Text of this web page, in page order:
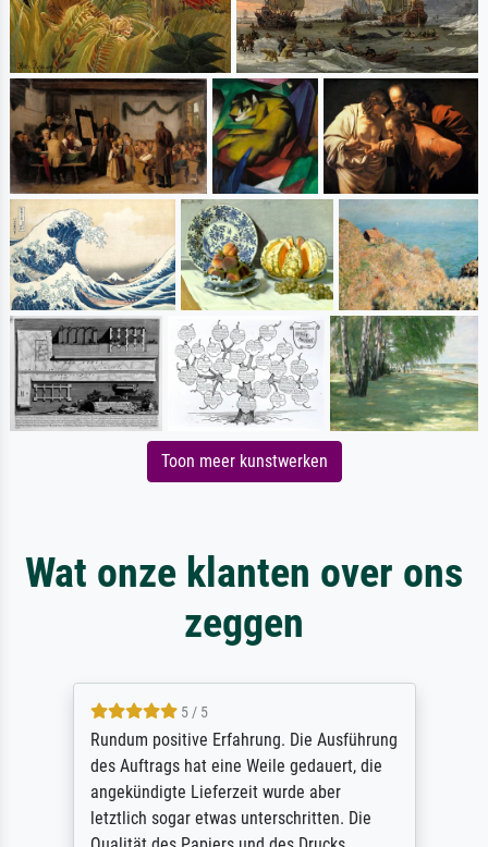
Toon meer kunstwerken
Wat onze klanten over ons
zeggen
5 / 5
Rundum positive Erfahrung. Die Ausführung
des Auftrags hat eine Weile gedauert, die
angekündigte Lieferzeit wurde aber
letztlich sogar etwas unterschritten. Die